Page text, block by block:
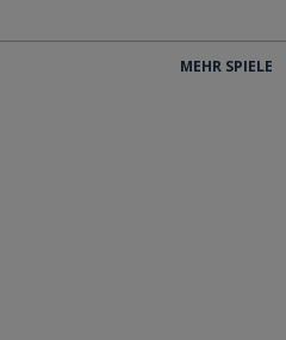
MEHR SPIELE